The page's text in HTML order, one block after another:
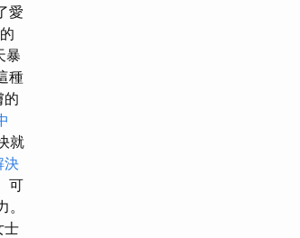
愛
暴
種
的
就
決
可
士